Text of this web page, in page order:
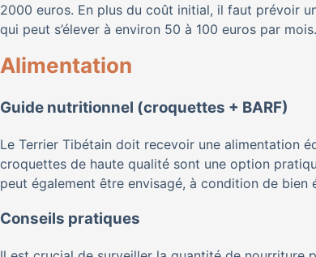
2000 euros. En plus du coût initial, il faut prévoir
qui peut s’élever à environ 50 à 100 euros par mois.
Alimentation
Guide nutritionnel (croquettes + BARF)
Le Terrier Tibétain doit recevoir une alimentation
croquettes de haute qualité sont une option
peut également être envisagé, à condition de bien
Conseils pratiques